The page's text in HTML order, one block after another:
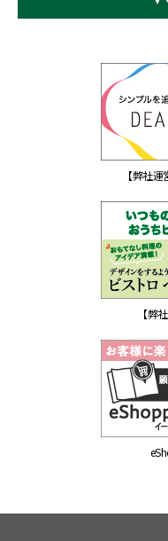
【弊社
【弊